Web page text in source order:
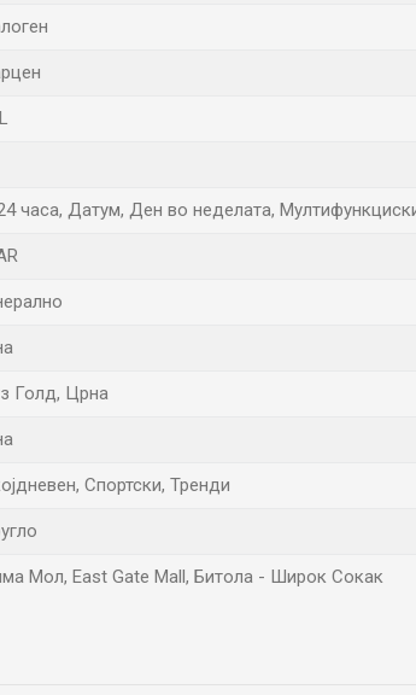
часа, Датум, Ден во неделата,
Голд, Црна
Спортски, Тренди
Мол, East Gate Mall, Битола - Широк Сокак